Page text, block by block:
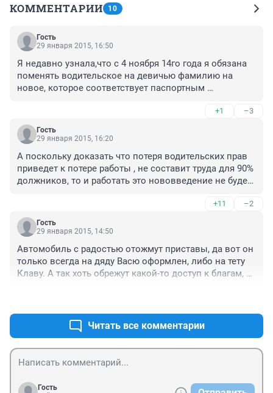
КОММЕНТАРИИ 10
Гость
29 января 2015, 16:50
Я недавно узнала,что с 4 ноября 14го года я обязана
поменять водительское на девичью фамилию на
новое, которое соответствует паспортным
Узнала в пятницу, в субботу прошла комисстю и
получила права,но... права выданы до 17го года то
есть до истечения срока действия старых. То есть
ноября 800 рэ выросла до 2000 рэ,хорошо,хоть не
осьановили со старыми
+1 –3
Гость
29 января 2015, 16:20
А поскольку доказать что потеря водительских прав
приведет к потере работы , не составит труда для 90%
должников, то и работать это нововведение не будет.
+11 –2
Гость
29 января 2015, 14:50
Автомобиль с радостью отожмут приставы, да вот он
только всегда на дяду Васю оформлен, либо на тету
Клаву. А так хоть обрежут какой-то доступ к благам,
искать и другие методы склонения к своим
обязательствам. Воспитывать институт семьи и так
далее.
Читать все комментарии
Гость